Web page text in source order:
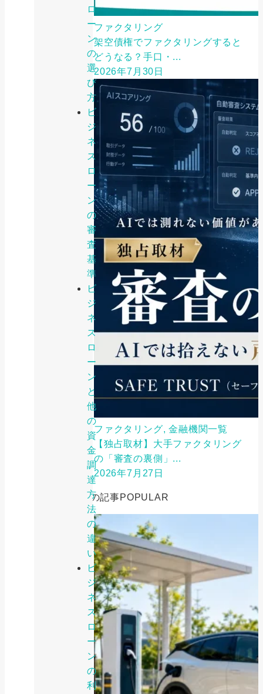
ロ
ー
ン
の
選
び
方
ビ
ジ
ネ
ス
ロ
ー
ン
の
審
査
基
準
ビ
ジ
ネ
ス
ロ
ー
ン
と
他
の
資
金
調
達
方
法
の
違
い
ビ
ジ
ネ
ス
ロ
ー
ン
の
利
ファクタリング
架空債権でファクタリングすると
どうなる？手口・...
2026年7月30日
ファクタリング, 金融機関一覧
【独占取材】大手ファクタリング
の「審査の裏側」...
2026年7月27日
人気の記事POPULAR